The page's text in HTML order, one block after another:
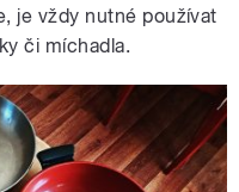
je vždy nutné používat
či míchadla.